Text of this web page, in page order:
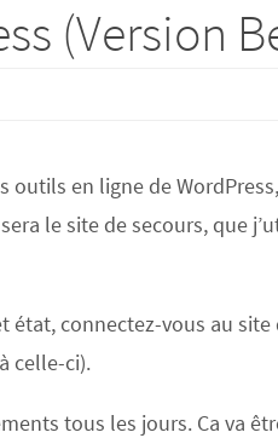
(Version
en ligne de
le site de secours, que
état, connectez-vous au site
celle-ci).
tous les jours. Ca va